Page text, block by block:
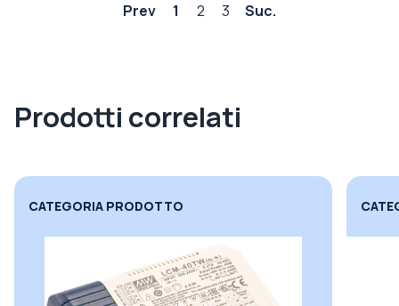
Prev 1 2 3 Suc.
Prodotti correlati
CATEGORIA PRODOTTO